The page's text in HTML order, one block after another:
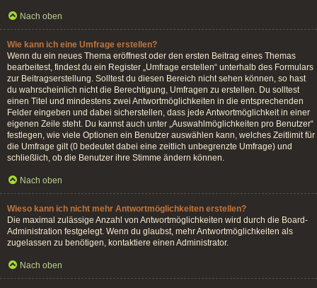
Nach oben
Wie kann ich eine Umfrage erstellen?
Wenn du ein neues Thema eröffnest oder den ersten Beitrag eines Themas
bearbeitest, findest du ein Register „Umfrage erstellen“ unterhalb des Formulars
zur Beitragserstellung. Solltest du diesen Bereich nicht sehen können, so hast
du wahrscheinlich nicht die Berechtigung, Umfragen zu erstellen. Du solltest
einen Titel und mindestens zwei Antwortmöglichkeiten in die entsprechenden
Felder eingeben und dabei sicherstellen, dass jede Antwortmöglichkeit in einer
eigenen Zeile steht. Du kannst auch unter „Auswahlmöglichkeiten pro Benutzer“
festlegen, wie viele Optionen ein Benutzer auswählen kann, welches Zeitlimit für
die Umfrage gilt (0 bedeutet dabei eine zeitlich unbegrenzte Umfrage) und
schließlich, ob die Benutzer ihre Stimme ändern können.
Nach oben
Wieso kann ich nicht mehr Antwortmöglichkeiten erstellen?
Die maximal zulässige Anzahl von Antwortmöglichkeiten wird durch die Board-
Administration festgelegt. Wenn du glaubst, mehr Antwortmöglichkeiten als
zugelassen zu benötigen, kontaktiere einen Administrator.
Nach oben